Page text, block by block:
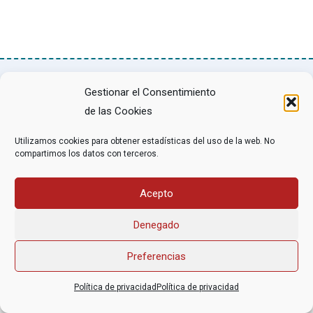
Gestionar el Consentimiento
de las Cookies
Utilizamos cookies para obtener estadísticas del uso de la web. No
compartimos los datos con terceros.
Acepto
Denegado
Preferencias
Política de privacidad Política de privacidad
informacion@derechoamorir.org